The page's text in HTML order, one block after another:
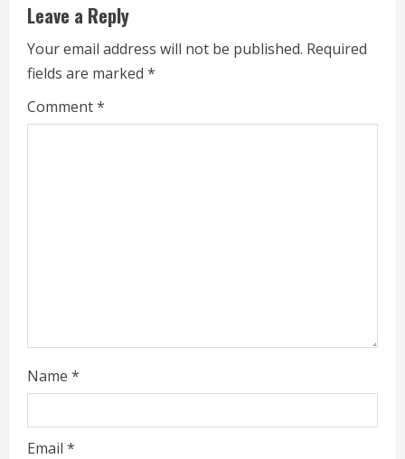
u
e
R
e
Leave a Reply
Your email address will not be published. Required
fields are marked *
Comment*
Name *
Email *